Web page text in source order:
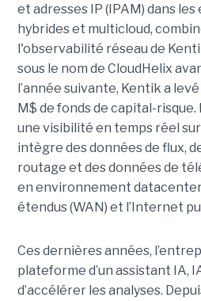
et adresses IP (IPAM) dans
hybrides et multicloud,
l'observabilité réseau de
sous le nom de CloudHelix
l’année suivante, Kentik a
M$ de fonds de capital-
une visibilité en temps réel
intègre des données de flux,
routage et des données de
en environnement
étendus (WAN) et l’Internet
Ces dernières années,
plateforme d’un assistant IA,
d’accélérer les analyses.